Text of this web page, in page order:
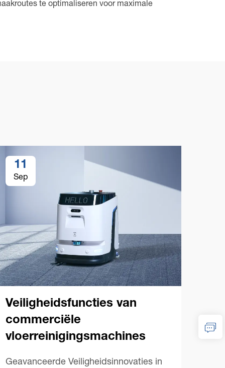
te optimaliseren voor maximale
11
Sep
Veiligheidsfuncties van
commerciële
vloerreinigingsmachines
Geavanceerde Veiligheidsinnovaties in